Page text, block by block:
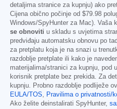
detaljima stranice za kupnju) ako
Cijena obično počinje od $79.98
Windows/SpyHunter za Mac). Vaša
se obnoviti u skladu s uvjetima
predviđaju automatsku obnovu po
za pretplatu koja je na snazi u
razdoblje pretplate ili kako je
materijalima/stranici za kupnju, pod
korisnik pretplate bez prekida. Za
kupnju. Probno razdoblje podliježe
EULA/TOS, Pravilima o privatnosti/
Ako želite deinstalirati SpyHunter,